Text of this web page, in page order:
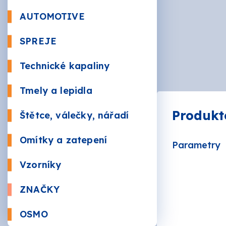
AUTOMOTIVE
SPREJE
Plnič
Technické kapaliny
Tmely a lepidla
Štětce, válečky, nářadí
Omítky a zatepení Mozaiky
Vzorníky
ZNAČKY
OSMO
Parametry